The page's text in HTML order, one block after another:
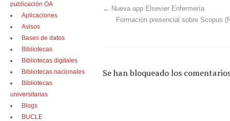
← Nueva app Elsevier Enfermería
Formación presencial sobre Scopus
Se han bloqueado los
publicación OA
Aplicaciones
Avisos
Bases de datos
Bibliotecas
Bibliotecas digitales
Bibliotecas nacionales
Bibliotecas
universitarias
Blogs
BUCLE